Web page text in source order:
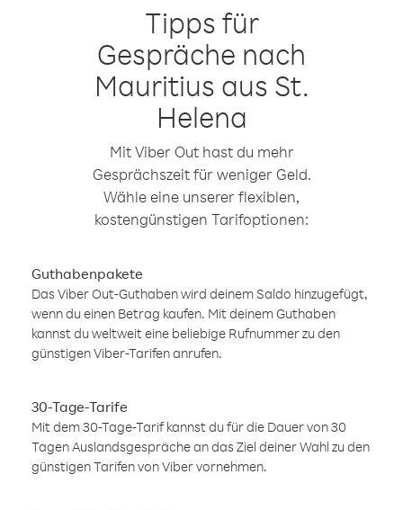
Tipps für
Gespräche nach
Mauritius aus St.
Helena
Mit Viber Out hast du mehr
Gesprächszeit für weniger Geld.
Wähle eine unserer flexiblen,
kostengünstigen Tarifoptionen:
Guthabenpakete
Das Viber Out-Guthaben wird deinem Saldo hinzugefügt,
wenn du einen Betrag kaufen. Mit deinem Guthaben
kannst du weltweit eine beliebige Rufnummer zu den
günstigen Viber-Tarifen anrufen.
30-Tage-Tarife
Mit dem 30-Tage-Tarif kannst du für die Dauer von 30
Tagen Auslandsgespräche an das Ziel deiner Wahl zu den
günstigen Tarifen von Viber vornehmen.